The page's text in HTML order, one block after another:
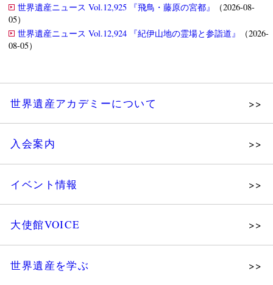
世界遺産ニュース Vol.12,925 『飛鳥・藤原の宮都』
（2026-08-
05）
世界遺産ニュース Vol.12,924 『紀伊山地の霊場と参詣道』
（2026-
08-05）
世界遺産アカデミーについて
組織図・役員
法人会員・協賛団体／公認団体
入会案内
イベント情報
大使館VOICE
世界遺産を学ぶ